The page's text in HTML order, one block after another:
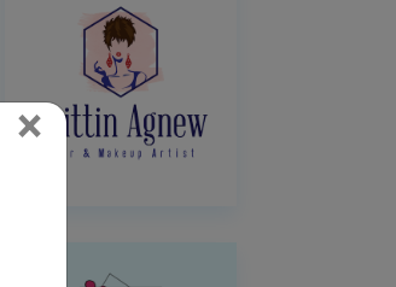
× Close